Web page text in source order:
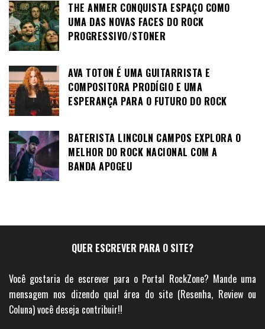
THE ANMER CONQUISTA ESPAÇO COMO
UMA DAS NOVAS FACES DO ROCK
PROGRESSIVO/STONER
AVA TOTON É UMA GUITARRISTA E
COMPOSITORA PRODÍGIO E UMA
ESPERANÇA PARA O FUTURO DO ROCK
BATERISTA LINCOLN CAMPOS EXPLORA O
MELHOR DO ROCK NACIONAL COM A
BANDA APOGEU
QUER ESCREVER PARA O SITE?
Você gostaria de escrever para o Portal RockZone? Mande uma
mensagem nos dizendo qual área do site (Resenha, Review ou
Coluna) você deseja contribuir!!